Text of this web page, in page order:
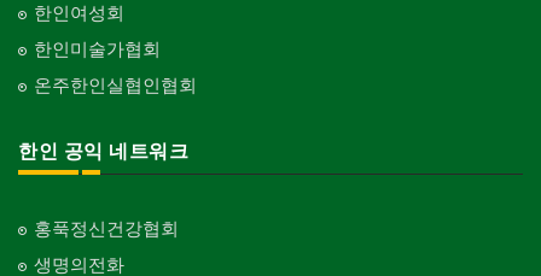
한인여성회
한인미술가협회
온주한인실협인협회
한인 공익 네트워크
홍푹정신건강협회
생명의전화